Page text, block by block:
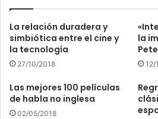
La relación duradera y
simbiótica entre el cine y
la tecnología
27/10/2018
la
12/
Las mejores 100 películas
de habla no inglesa
02/05/2018